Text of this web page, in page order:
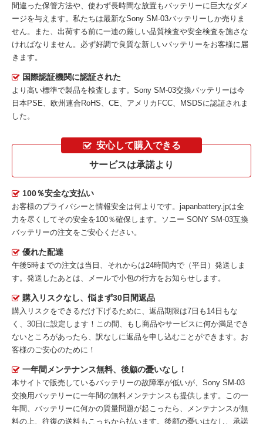
間違った保管方法や、使わず長時間な放置もバッテリーに巨大なダメ
ージを与えます。私たちは最新なSony SM-03バッテリー しか売りま
せん。また、出荷する前に一連の厳しい品質検査や安全検査を施さな
ければなりません。必ず好調で良質な新しいバッテリーをお客様に届
きます。
国際認証機関に認証された
より高い標準で製品を検査します。Sony SM-03交換バッテリーは今
日本PSE、欧州連合RoHS、CE、アメリカFCC、MSDSに認証されま
した。
安心して購入できる
サービスは承諾より
100％安全な支払い
お客様のプライバシーと情報安全は何よりです。japanbattery.jpは全
力を尽くしてその安全を100％確保します。
ソニー SONY SM-03互換
バッテリーの注文をご安心ください。
優れた配達
午後5時までの注文は当日、それからは24時間内で（平日）発送しま
す。発送したあとは、メールで小包の行方をお知らせします。
購入リスクなし、悩まず30日間返品
購入リスクをできるだけ下げるために、返品期限は7日も14日もな
く、30日に設定します！この間、もし商品やサービスに何か満足でき
ないところがあったら、訳なしに返品を申し込むことができます。お
客様のご安心のために！
一年間メンテナンス無料、後顧の憂いなし！
本サイトで販売しているバッテリーの故障率が低いが、 Sony SM-03
交換用バッテリーに一年間の無料メンテナンスも提供します。この一
年間、バッテリーに何かの質量問題が起こったら、メンテナンスが無
料の上、往復の送料もこっちから払います。後顧の憂いはなし、承諾